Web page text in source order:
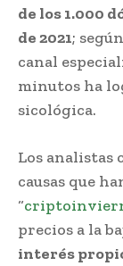
de los 1.000
de 2021;
canal
minutos ha
sicológica.
Los analistas
causas que
“
precios a la
interés